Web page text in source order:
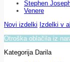
Stephen
Venere
Novi izdelki Izdelki v
Otroška oblačila iz
Kategorija Darila